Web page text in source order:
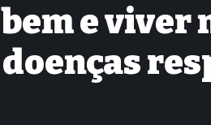
e viver